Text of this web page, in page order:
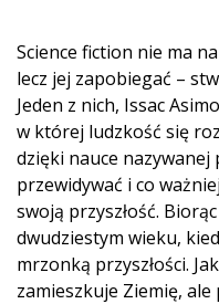
Science fiction nie ma
lecz jej zapobiegać –
Jeden z nich, Issac
w której ludzkość się
dzięki nauce
przewidywać i co
swoją przyszłość.
dwudziestym wieku,
mrzonką przyszłości.
zamieszkuje Ziemię,